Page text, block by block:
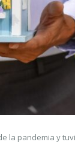
la pandemia y